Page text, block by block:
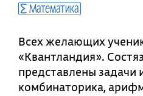
Математика
Всех желающих
«Квантландия».
представлены задачи
комбинаторика,